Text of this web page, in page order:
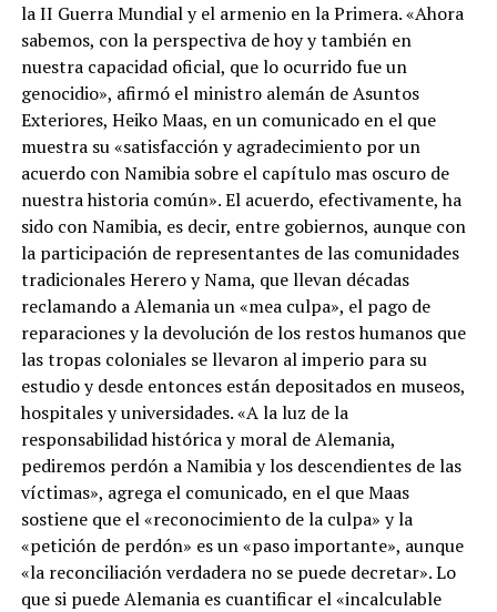
la II Guerra Mundial y el armenio en la Primera. «Ahora
sabemos, con la perspectiva de hoy y también en
nuestra capacidad oficial, que lo ocurrido fue un
genocidio», afirmó el ministro alemán de Asuntos
Exteriores, Heiko Maas, en un comunicado en el que
muestra su «satisfacción y agradecimiento por un
acuerdo con Namibia sobre el capítulo mas oscuro de
nuestra historia común». El acuerdo, efectivamente, ha
sido con Namibia, es decir, entre gobiernos, aunque con
la participación de representantes de las comunidades
tradicionales Herero y Nama, que llevan décadas
reclamando a Alemania un «mea culpa», el pago de
reparaciones y la devolución de los restos humanos que
las tropas coloniales se llevaron al imperio para su
estudio y desde entonces están depositados en museos,
hospitales y universidades. «A la luz de la
responsabilidad histórica y moral de Alemania,
pediremos perdón a Namibia y los descendientes de las
víctimas», agrega el comunicado, en el que Maas
sostiene que el «reconocimiento de la culpa» y la
«petición de perdón» es un «paso importante», aunque
«la reconciliación verdadera no se puede decretar». Lo
que si puede Alemania es cuantificar el «incalculable